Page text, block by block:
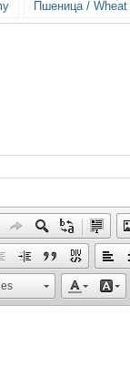
Пшеница / Wheat